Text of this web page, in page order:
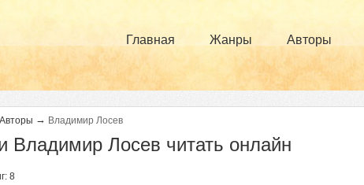
Главная Жанры Авторы
→ Владимир Лосев
Владимир Лосев читать онлайн
8